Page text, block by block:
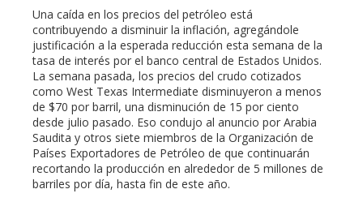
Una caída en los precios del petróleo está
contribuyendo a disminuir la inflación, agregándole
justificación a la esperada reducción esta semana de la
tasa de interés por el banco central de Estados Unidos.
La semana pasada, los precios del crudo cotizados
como West Texas Intermediate disminuyeron a menos
de $70 por barril, una disminución de 15 por ciento
desde julio pasado. Eso condujo al anuncio por Arabia
Saudita y otros siete miembros de la Organización de
Países Exportadores de Petróleo de que continuarán
recortando la producción en alrededor de 5 millones de
barriles por día, hasta fin de este año.